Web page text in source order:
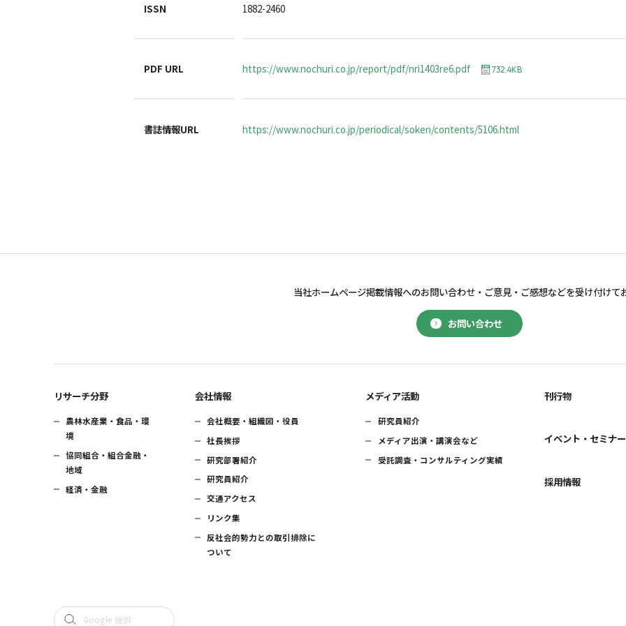
ISSN 1882-2460
PDF URL https://www.nochuri.co.jp/report/pdf/nri1403re6.pdf 732.4KB
書誌情報URL https://www.nochuri.co.jp/periodical/soken/contents/5106.html
お問い合わせ
当社ホームページ掲載情報へのお問い合わせ・ ご意見・ご感想などを受け付けて
リサーチ分野
農林水産業・食品・環
境
協同組合・組合金融・
地域
経済・金融
会社情報
会社概要・組織図・役員
社長挨拶
研究部署紹介
研究員紹介
交通アクセス
リンク集
反社会的勢力との取引排除に
ついて
メディア活動
研究員紹介
メディア出演・講演会など
受託調査・コンサルティング実績
刊行物
イベント・セミナー
採用情報